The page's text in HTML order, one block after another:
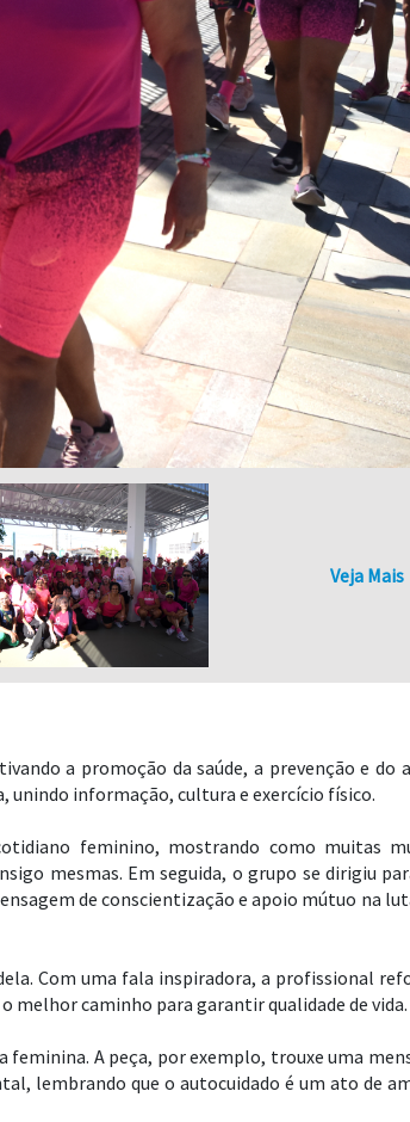
Veja Mais
a promoção da saúde, a prevenção e do
unindo informação, cultura e exercício físico.
feminino, mostrando como muitas
mesmas. Em seguida, o grupo se dirigiu
de conscientização e apoio mútuo na
Com uma fala inspiradora, a profissional
melhor caminho para garantir qualidade de vida.
A peça, por exemplo, trouxe uma
lembrando que o autocuidado é um ato de